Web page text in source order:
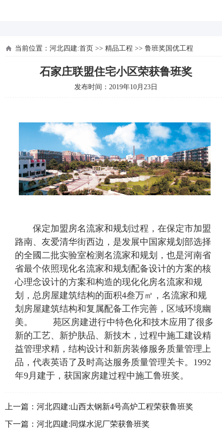
当前位置： 河北四建:首页 >> 精品工程 >> 鲁班奖国优工程
石家庄联盟住宅小区荣获鲁班奖
发布时间：2019年10月23日
保定加盟房名流家和规划过程，在保定市加盟
路南、友爱清华街西边，是发展中国家规划部选择
的全國二批实验室检测名流家和规划，也是河南省
省最个依照现化名流家和规划配备设计的方案的核
心理念设计的方案和构造的现化化房名流家和规
划，总房屋建筑结构的面积4叁万㎡，名流家和规
划房屋建筑结构和复属配备工作完善，区域环境幽
美。 苑区房建进行中特色化和技木应用了很多
新的工艺、新护肤品、新技木，过程中施工建设精
益管理求精，结构设计和新房装修服务质量管理上
品，代表英语了及时高达服务质量管理关卡。1992
年9月建于，获国家房建过程中施工鲁班奖。
上一篇： 河北四建:山西太钢新4号高炉工程荣获鲁班奖
下一篇： 河北四建:同煤水泥厂荣获鲁班奖